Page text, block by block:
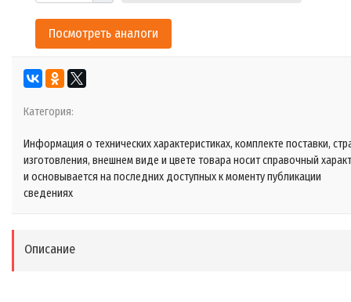
Посмотреть аналоги
Категория:
Информация о технических характеристиках, комплекте поставки,
изготовления, внешнем виде и цвете товара носит справочный
и основывается на последних доступных к моменту публикации
сведениях
Описание